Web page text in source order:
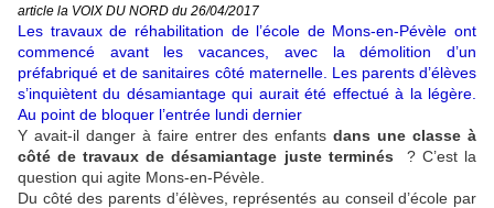
article la VOIX DU NORD du 26/04/2017
Les travaux de réhabilitation de l’école de Mons-en-Pévèle ont
commencé avant les vacances, avec la démolition d’un
préfabriqué et de sanitaires côté maternelle. Les parents d’élèves
s’inquiètent du désamiantage qui aurait été effectué à la légère.
Au point de bloquer l’entrée lundi dernier
Y avait-il danger à faire entrer des enfantsdans une classe à
côté de travaux de désamiantage juste terminés ? C’est la
question qui agite Mons-en-Pévèle.
Du côté des parents d’élèves, représentés au conseil d’école par